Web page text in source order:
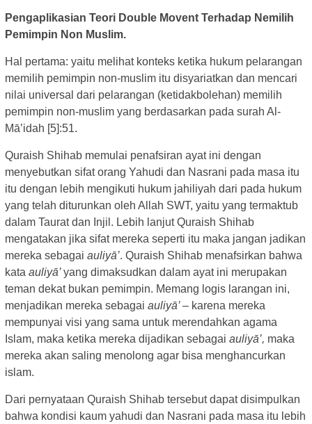
Pengaplikasian Teori Double Movent Terhadap Nemilih
Pemimpin Non Muslim.
Hal pertama: yaitu melihat konteks ketika hukum pelarangan
memilih pemimpin non-muslim itu disyariatkan dan mencari
nilai universal dari pelarangan (ketidakbolehan) memilih
pemimpin non-muslim yang berdasarkan pada surah Al-
Mā’idah [5]:51.
Quraish Shihab memulai penafsiran ayat ini dengan
menyebutkan sifat orang Yahudi dan Nasrani pada masa itu
itu dengan lebih mengikuti hukum jahiliyah dari pada hukum
yang telah diturunkan oleh Allah SWT, yaitu yang termaktub
dalam Taurat dan Injil. Lebih lanjut Quraish Shihab
mengatakan jika sifat mereka seperti itu maka jangan jadikan
mereka sebagai auliyā’. Quraish Shihab menafsirkan bahwa
kata auliyā’yang dimaksudkan dalam ayat ini merupakan
teman dekat bukan pemimpin. Memang logis larangan ini,
menjadikan mereka sebagai auliyā’– karena mereka
mempunyai visi yang sama untuk merendahkan agama
Islam, maka ketika mereka dijadikan sebagai auliyā’, maka
mereka akan saling menolong agar bisa menghancurkan
islam.
Dari pernyataan Quraish Shihab tersebut dapat disimpulkan
bahwa kondisi kaum yahudi dan Nasrani pada masa itu lebih